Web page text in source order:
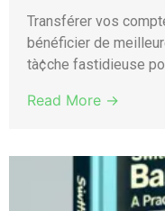
Transférer vos
bénéficier de
tà¢che fastidieuse
Read More →